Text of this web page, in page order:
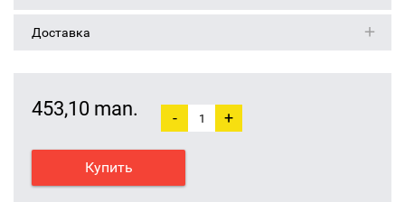
Доставка
453,10 man. - +
Купить